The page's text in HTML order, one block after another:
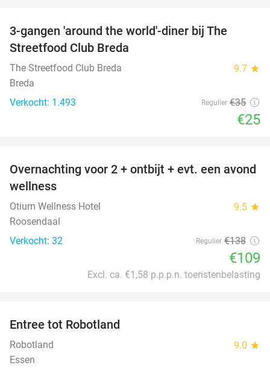
3-gangen 'around the world'-diner bij The
Streetfood Club Breda
The Streetfood Club Breda 9.7 star
Breda
Verkocht: 1.493
Regulier €35
€25
21%
Overnachting voor 2 + ontbijt + evt. een avond
wellness
Otium Wellness Hotel 9.5 star
Roosendaal
Verkocht: 32
Regulier €138
€109
Excl. ca. €1,58 p.p.p.n. toeristenbelasting
Entree tot Robotland
Robotland 9.0 star
Essen